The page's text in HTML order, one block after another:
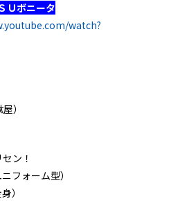
Ｕボニータ
watch?
）
ン！
フォーム型）
）